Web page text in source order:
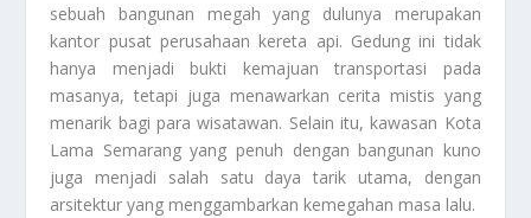
sebuah bangunan megah yang dulunya merupakan
kantor pusat perusahaan kereta api. Gedung ini tidak
hanya menjadi bukti kemajuan transportasi pada
masanya, tetapi juga menawarkan cerita mistis yang
menarik bagi para wisatawan. Selain itu, kawasan Kota
Lama Semarang yang penuh dengan bangunan kuno
juga menjadi salah satu daya tarik utama, dengan
arsitektur yang menggambarkan kemegahan masa lalu.